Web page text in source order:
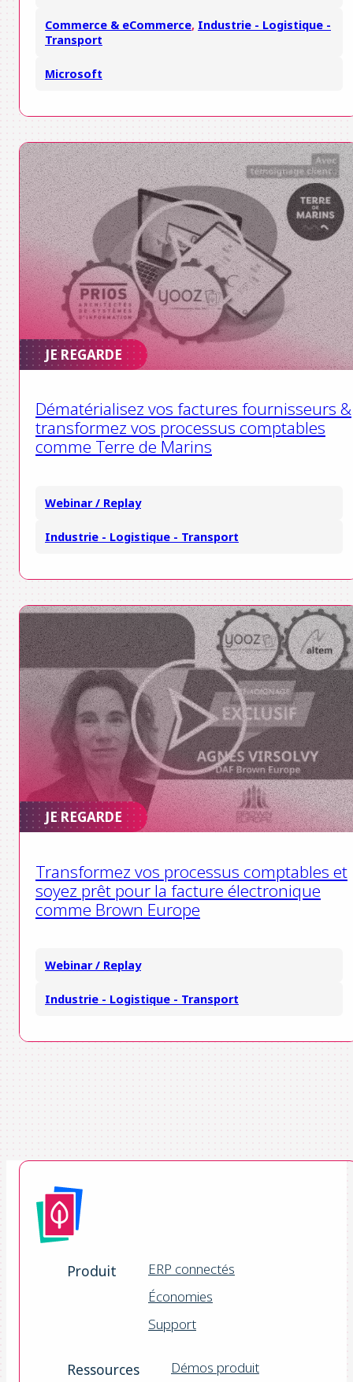
Commerce & eCommerce, Industrie - Logistique -
Transport
Microsoft
JE REGARDE
Dématérialisez vos factures fournisseurs &
transformez vos processus comptables
comme Terre de Marins
Webinar / Replay
Industrie - Logistique - Transport
JE REGARDE
Transformez vos processus comptables et
soyez prêt pour la facture électronique
comme Brown Europe
Webinar / Replay
Industrie - Logistique - Transport
Produit
ERP connectés
Économies
Support
Ressources Démos produit